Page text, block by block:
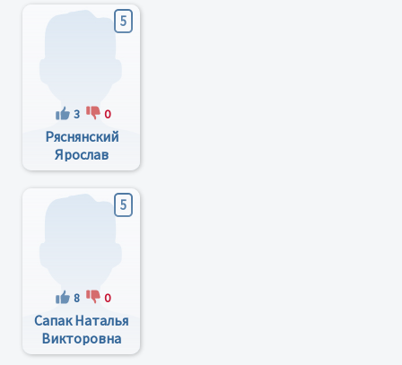
5
3 0
Ряснянский
Ярослав
Михайлович
5
8 0
Сапак Наталья
Викторовна